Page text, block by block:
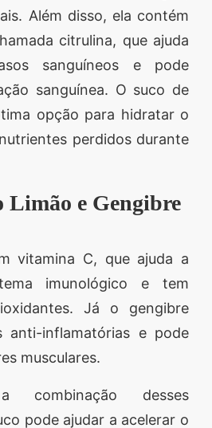
Além disso, ela contém
citrulina, que ajuda
sanguíneos e pode
sanguínea. O suco de
opção para hidratar o
perdidos durante
Limão e Gengibre
vitamina C, que ajuda a
imunológico e tem
Já o gengibre
anti-inflamatórias e pode
musculares.
combinação desses
pode ajudar a acelerar o